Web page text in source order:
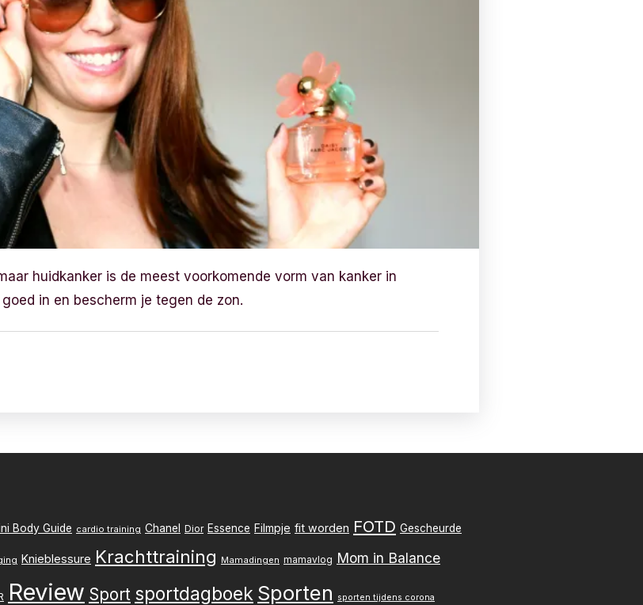
huidkanker is de meest voorkomende vorm van kanker in
in en bescherm je tegen de zon.
Body Guide cardio training Chanel Dior Essence Filmpje fit worden FOTD Gescheurde
Knieblessure Krachttraining Mamadingen mamavlog Mom in Balance
Review Sport sportdagboek Sporten sporten tijdens corona